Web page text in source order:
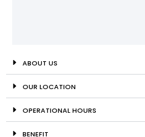
ABOUT US
OUR LOCATION
OPERATIONAL HOURS
BENEFIT